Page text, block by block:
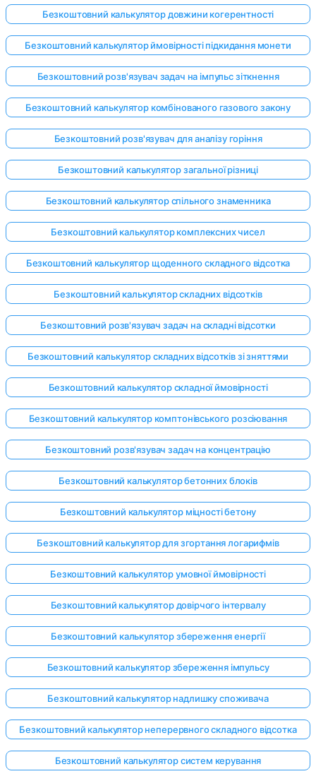
Безкоштовний калькулятор довжини когерентності
Безкоштовний калькулятор ймовірності підкидання монети
Безкоштовний розв'язувач задач на імпульс зіткнення
Безкоштовний калькулятор комбінованого газового закону
Безкоштовний розв'язувач для аналізу горіння
Безкоштовний калькулятор загальної різниці
Безкоштовний калькулятор спільного знаменника
Безкоштовний калькулятор комплексних чисел
Безкоштовний калькулятор щоденного складного відсотка
Безкоштовний калькулятор складних відсотків
Безкоштовний розв'язувач задач на складні відсотки
Безкоштовний калькулятор складних відсотків зі зняттями
Безкоштовний калькулятор складної ймовірності
Безкоштовний калькулятор комптонівського розсіювання
Безкоштовний розв'язувач задач на концентрацію
Безкоштовний калькулятор бетонних блоків
Безкоштовний калькулятор міцності бетону
Безкоштовний калькулятор для згортання логарифмів
Безкоштовний калькулятор умовної ймовірності
Безкоштовний калькулятор довірчого інтервалу
Безкоштовний калькулятор збереження енергії
Безкоштовний калькулятор збереження імпульсу
Безкоштовний калькулятор надлишку споживача
Безкоштовний калькулятор неперервного складного відсотка
Безкоштовний калькулятор систем керування